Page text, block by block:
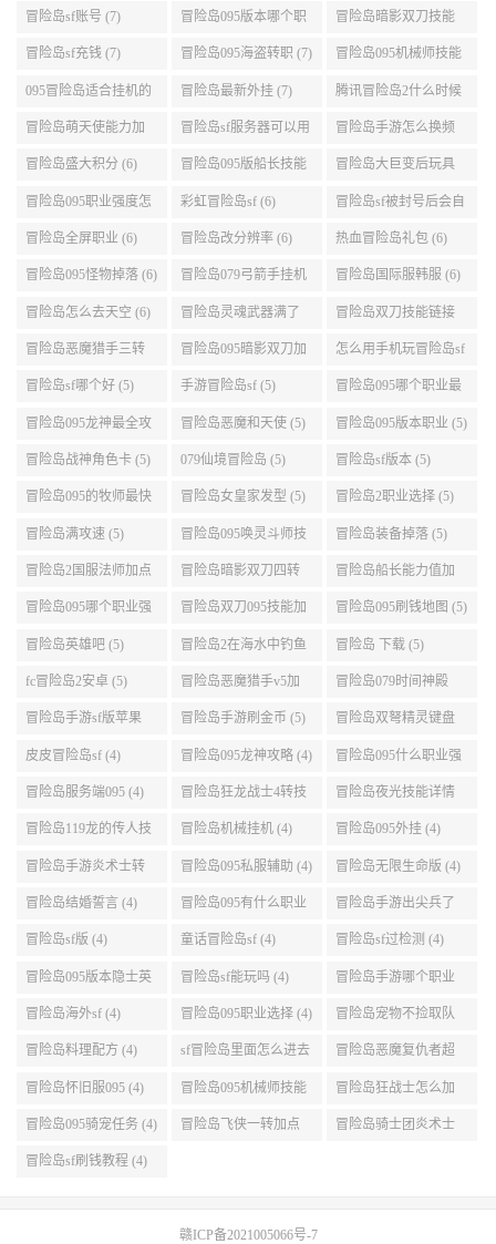
(8)
冒险岛sf账号 (7) 冒险岛095版本哪个职
业段数高些 (7)
冒险岛暗影双刀技能
加点095版本 (7)
冒险岛sf充钱 (7) 冒险岛095海盗转职 (7) 冒险岛095机械师技能
演示 (7)
095冒险岛适合挂机的
地图 (7)
冒险岛最新外挂 (7) 腾讯冒险岛2什么时候
公测 (7)
冒险岛萌天使能力加
点 (6)
冒险岛sf服务器可以用
自己电脑 (6)
冒险岛手游怎么换频
道 (6)
冒险岛盛大积分 (6) 冒险岛095版船长技能
介绍 (6)
冒险岛大巨变后玩具
城组队任务 (6)
冒险岛095职业强度怎
么选 (6)
彩虹冒险岛sf (6) 冒险岛sf被封号后会自
动关闭电脑 (6)
冒险岛全屏职业 (6) 冒险岛改分辨率 (6) 热血冒险岛礼包 (6)
冒险岛095怪物掉落 (6) 冒险岛079弓箭手挂机
升级的地方 (6)
冒险岛国际服韩服 (6)
冒险岛怎么去天空 (6) 冒险岛灵魂武器满了
(6)
冒险岛双刀技能链接
(5)
冒险岛恶魔猎手三转
技能加点顺序 (5)
冒险岛095暗影双刀加
点 (5)
怎么用手机玩冒险岛sf
(5)
冒险岛sf哪个好 (5) 手游冒险岛sf (5) 冒险岛095哪个职业最
好 (5)
冒险岛095龙神最全攻
略 (5)
冒险岛恶魔和天使 (5) 冒险岛095版本职业 (5)
冒险岛战神角色卡 (5) 079仙境冒险岛 (5) 冒险岛sf版本 (5)
冒险岛095的牧师最快
升级路线 (5)
冒险岛女皇家发型 (5) 冒险岛2职业选择 (5)
冒险岛满攻速 (5) 冒险岛095唤灵斗师技
能介绍 (5)
冒险岛装备掉落 (5)
冒险岛2国服法师加点
(5)
冒险岛暗影双刀四转
任务 (5)
冒险岛船长能力值加
点 (5)
冒险岛095哪个职业强
势 (5)
冒险岛双刀095技能加
点 (5)
冒险岛095刷钱地图 (5)
冒险岛英雄吧 (5) 冒险岛2在海水中钓鱼
(5)
冒险岛 下载 (5)
fc冒险岛2安卓 (5) 冒险岛恶魔猎手v5加
点 (5)
冒险岛079时间神殿
999任务 (5)
冒险岛手游sf版苹果
(5)
冒险岛手游刷金币 (5) 冒险岛双弩精灵键盘
设置 (5)
皮皮冒险岛sf (4) 冒险岛095龙神攻略 (4) 冒险岛095什么职业强
(4)
冒险岛服务端095 (4) 冒险岛狂龙战士4转技
能加点 (4)
冒险岛夜光技能详情
(4)
冒险岛119龙的传人技
能加点 (4)
冒险岛机械挂机 (4) 冒险岛095外挂 (4)
冒险岛手游炎术士转
职 (4)
冒险岛095私服辅助 (4) 冒险岛无限生命版 (4)
冒险岛结婚誓言 (4) 冒险岛095有什么职业
(4)
冒险岛手游出尖兵了
吗 (4)
冒险岛sf版 (4) 童话冒险岛sf (4) 冒险岛sf过检测 (4)
冒险岛095版本隐士英
雄后期玩哪个好 (4)
冒险岛sf能玩吗 (4) 冒险岛手游哪个职业
厉害 (4)
冒险岛海外sf (4) 冒险岛095职业选择 (4) 冒险岛宠物不捡取队
友的东西 (4)
冒险岛料理配方 (4) sf冒险岛里面怎么进去
打扎昆啊 (4)
冒险岛恶魔复仇者超
级技能 (4)
冒险岛怀旧服095 (4) 冒险岛095机械师技能
(4)
冒险岛狂战士怎么加
点 (4)
冒险岛095骑宠任务 (4) 冒险岛飞侠一转加点 冒险岛骑士团炎术士
冒险岛sf刷钱教程 (4)
赣ICP备2021005066号-7